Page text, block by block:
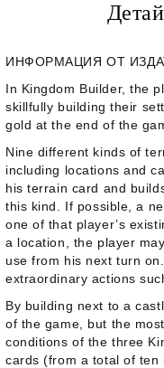
ИНФОРМАЦИЯ ОТ
In Kingdom Builder, the
skillfully building their
gold at the end of the
Nine different kinds of
including locations and
his terrain card and
this kind. If possible, a
one of that player’s
a location, the player
use from his next turn
extraordinary actions
By building next to a
of the game, but the
conditions of the three
cards (from a total of ten